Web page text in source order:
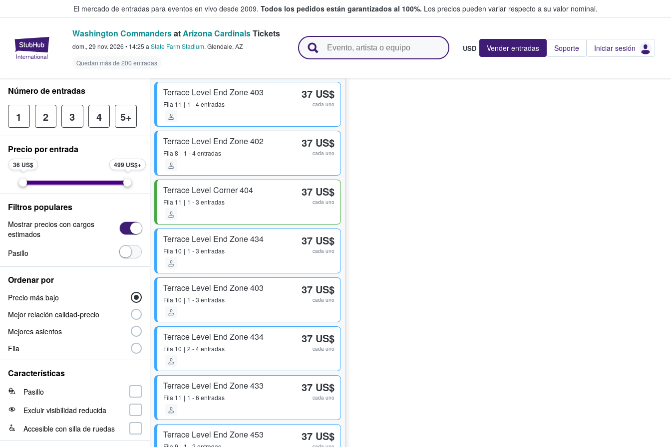
El mercado de entradas para eventos en vivo desde 2009. Todos los pedidos están garantizados al 100%. Los precios pueden variar respecto a su valor nominal.
StubHub: compra y venta de entradas entre fans
Washington CommandersatArizona CardinalsTickets
dom., 29 nov. 2026 • 14:25 a State Farm Stadium, Glendale, AZ
Quedan más de 200 entradas
USD Vender entradas Soporte Iniciar sesión
Terrace Level End Zone 403
Fila 11 1 - 4 entradas
37 US$
cada uno
Terrace Level End Zone 402
Fila 8 1 - 4 entradas
37 US$
cada uno
Terrace Level Corner 404
Fila 11 1 - 3 entradas
37 US$
cada uno
Terrace Level End Zone 434
Fila 10 1 - 3 entradas
37 US$
cada uno
Terrace Level End Zone 403
Fila 10 1 - 3 entradas
37 US$
cada uno
Terrace Level End Zone 434
Fila 10 2 - 4 entradas
37 US$
cada uno
Terrace Level End Zone 433
Fila 11 1 - 6 entradas
37 US$
cada uno
Terrace Level End Zone 453 37 US$
Número de entradas
1 2 3 4 5+
Precio por entrada
36 US$ 499 US$
Filtros populares
Mostrar precios con cargos
estimados
Pasillo
Ordenar por
Precio más bajo
Mejor relación calidad-precio
Mejores asientos
Fila
Características
Pasillo
Excluir visibilidad reducida
Accesible con silla de ruedas